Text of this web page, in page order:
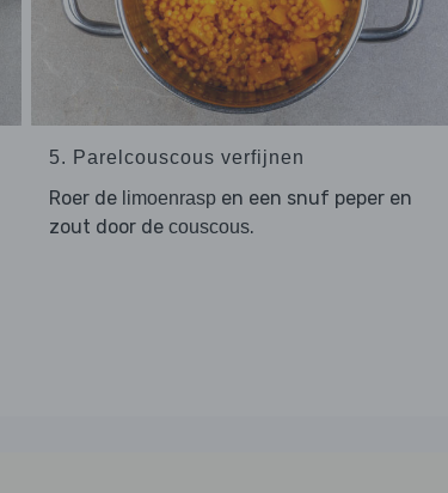
5. Parelcouscous verfijnen
Roer de limoenraspen een snuf peper en
zout door de couscous.